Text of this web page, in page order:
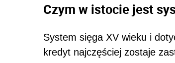
Czym w istocie jest
System sięga XV wieku i
kredyt najczęściej zostaje